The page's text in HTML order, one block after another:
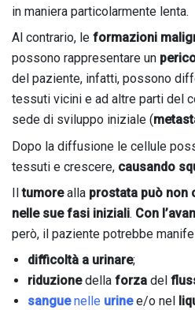
in maniera particolarmente lenta.
Al contrario, le formazioni
possono rappresentare un
del paziente, infatti, possono
tessuti vicini e ad altre parti del
sede di sviluppo iniziale (
Dopo la diffusione le cellule
tessuti e crescere, causando
Iltumorealla prostata può non
nelle sue fasi iniziali. Con
però, il paziente potrebbe
difficoltà a urinare;
riduzionedella forza del
sanguenelle urinee/o nel